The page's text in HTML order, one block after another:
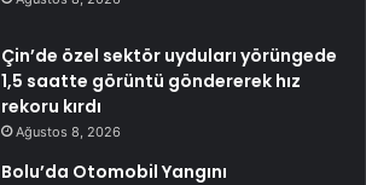
Çin’de özel sektör uyduları yörüngede
1,5 saatte görüntü göndererek hız
rekoru kırdı
Ağustos 8, 2026
Bolu’da Otomobil Yangını